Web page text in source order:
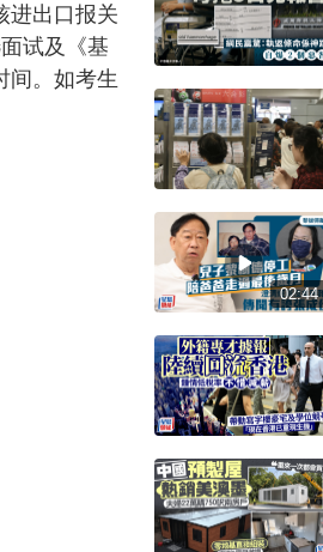
进出口报关
试及《基
间。如考生
02:44